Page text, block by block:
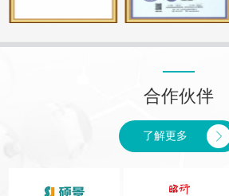
合作伙伴
了解更多